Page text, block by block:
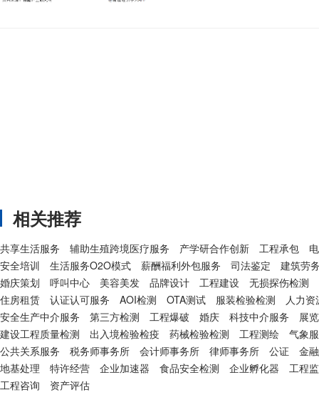
相关推荐
共享生活服务 辅助生殖跨境医疗服务 产学研合作创新 工程承包
安全培训
生活服务O2O模式 薪酬福利外包服务 司法鉴定
建筑劳
婚庆策划
呼叫中心 美容美发 品牌设计 工程建设
无损探伤检测
住房租赁
认证认可服务 AOI检测 OTA测试 服装检验检测
人力
安全生产中介服务
第三方检测 工程爆破 婚庆 科技中介服务
展
建设工程质量检测
出入境检验检疫 药械检验检测 工程测绘
气象
公共关系服务
税务师事务所 会计师事务所 律师事务所 公证
金
地基处理
特许经营 企业加速器 食品安全检测 企业孵化器
工程
工程咨询
资产评估